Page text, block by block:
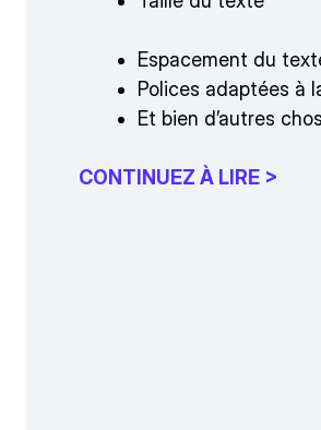
Espacement du
Polices adaptées à
Et bien d’autres
CONTINUEZ À LIRE >